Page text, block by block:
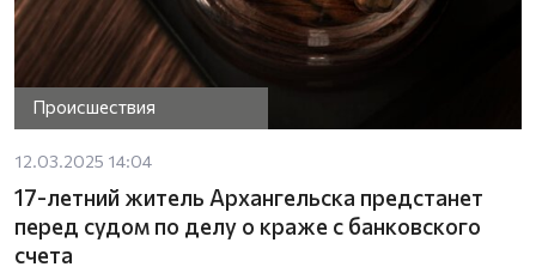
Происшествия
12.03.2025 14:04
17-летний житель Архангельска предстанет
перед судом по делу о краже с банковского
счета